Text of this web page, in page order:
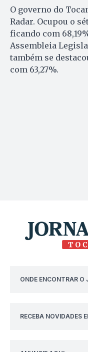
O governo do
Radar. Ocupou o
ficando com
Assembleia
também se
com 63,27%.
ONDE ENCONTRAR O
RECEBA NOVIDADES